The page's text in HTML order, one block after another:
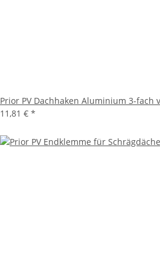
Prior PV Dachhaken Aluminium 3-fach
11,81 € *